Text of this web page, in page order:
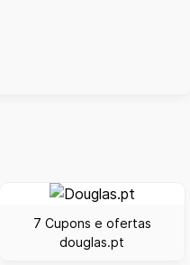
7 Cupons e ofertas
douglas.pt